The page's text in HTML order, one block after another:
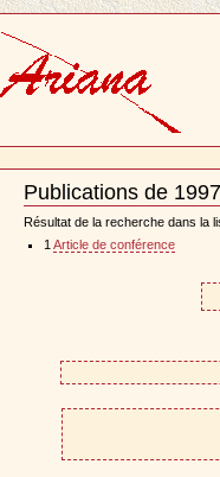
Publications de
Document
Actions
Résultat de la recherche dans la
1 Article de conférence